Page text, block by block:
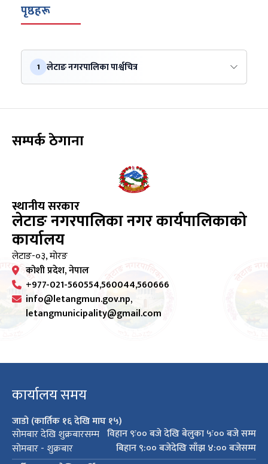
पृष्ठहरू
1 लेटाङ नगरपालिका पार्श्वचित्र
सम्पर्क ठेगाना
स्थानीय सरकार
लेटाङ नगरपालिका नगर कार्यपालिकाको
कार्यालय
लेटाङ-०३, मोरङ
कोशी प्रदेश, नेपाल
+977-021-560554,560044,560666
info@letangmun.gov.np,
letangmunicipality@gmail.com
कार्यालय समय
जाडो (कार्तिक १६ देखि माघ १५)
सोमबार देखि शुक्रबारसम्म विहान ९ः०० बजे देखि बेलुका ५ः०० बजे सम्म
सोमबार - शुक्रबार
बिहान ९:०० बजेदेखि साँझ ४:०० बजेसम्म